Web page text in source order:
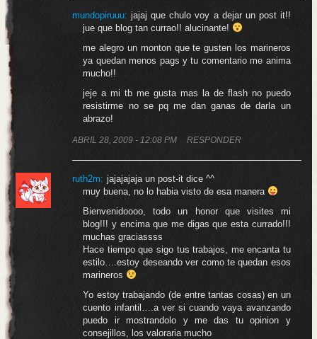
mundopiruuu: jajaj que chulo voy a dejar un post it!!
jue que blog tan currao!! alucinante!
me alegro un monton que te gusten los marineros
ya quedan menos pags y tu comentario me anima
mucho!!
jeje a mi tb me gusta mas la de flash no puedo
resistirme no se pq me dan ganas de darla un
abrazo!
ABRIL 28, 2009 - 12:08 PM RESPONDER
ruth2m: jajajajaja un post-it dice ^^
muy buena, no lo habia visto de esa manera
Bienvenidoooo, todo un honor que visites mi
blog!!! y encima que me digas que esta currado!!!
muchas graciassss
Hace tiempo que sigo tus trabajos, me encanta tu
estilo….estoy deseando ver como te quedan esos
marineros
Yo estoy trabajando (de entre tantas cosas) en un
cuento infantil….a ver si cuando vaya avanzando
puedo ir mostrandolo y me das tu opinion y
consejillos, los valoraria mucho